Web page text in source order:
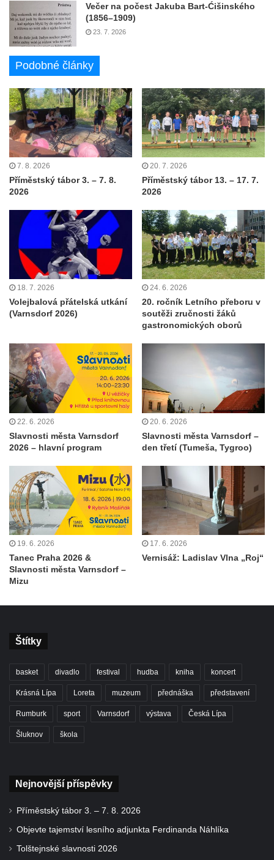
Večer na počest Jakuba Bart-Ćišinského
(1856–1909)
23. 7. 2026
Podobné články
7. 8. 2026
Příměstský tábor 3. – 7. 8.
2026
20. 7. 2026
Příměstský tábor 13. – 17. 7.
2026
18. 7. 2026
Volejbalová přátelská utkání
(Varnsdorf 2026)
24. 6. 2026
20. ročník Letního přeboru v
soutěži zručnosti žáků
gastronomických oborů
22. 6. 2026
Slavnosti města Varnsdorf
2026 – hlavní program
20. 6. 2026
Slavnosti města Varnsdorf –
den třetí (Tumeša, Tygroo)
19. 6. 2026
Tanec Praha 2026 &
Slavnosti města Varnsdorf –
Mizu
17. 6. 2026
Vernisáž: Ladislav Vlna „Roj“
Štítky
basket divadlo festival hudba kniha koncert
Krásná Lípa Loreta muzeum přednáška představení
Rumburk sport Varnsdorf výstava Česká Lípa
Šluknov škola
Nejnovější příspěvky
Příměstský tábor 3. – 7. 8. 2026
Objevte tajemství lesního adjunkta Ferdinanda Náhlíka
Tolštejnské slavnosti 2026